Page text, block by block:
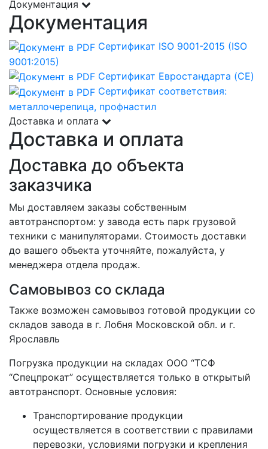
Документация
Документация
Сертификат ISO 9001-2015 (ISO
9001:2015)
Сертификат Евростандарта (CE)
Сертификат соответствия:
металлочерепица, профнастил
Доставка и оплата
Доставка и оплата
Доставка до объекта
заказчика
Мы доставляем заказы собственным
автотранспортом: у завода есть парк грузовой
техники с манипуляторами. Стоимость доставки
до вашего объекта уточняйте, пожалуйста, у
менеджера отдела продаж.
Самовывоз со склада
Также возможен самовывоз готовой продукции со
складов завода в г. Лобня Московской обл. и г.
Ярославль
Погрузка продукции на складах ООО “ТСФ
“Спецпрокат” осуществляется только в открытый
автотранспорт. Основные условия:
Транспортирование продукции
осуществляется в соответствии с правилами
перевозки, условиями погрузки и крепления